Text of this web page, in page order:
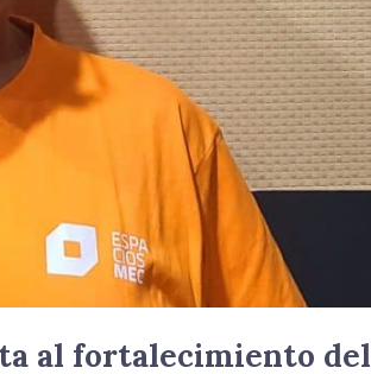
al fortalecimiento del